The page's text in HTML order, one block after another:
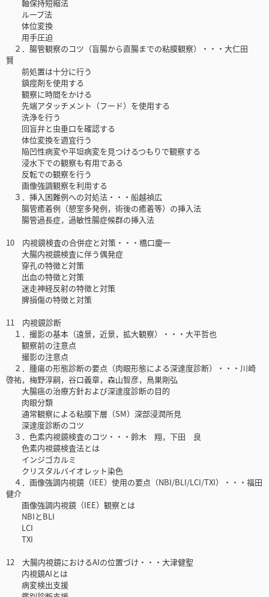
軸保持短縮法
ループ法
体位変換
用手圧迫
２．腸管観察のコツ（盲腸から直腸までの粘膜観察）・・・大仁田
賢
前処置は十分に行う
鎮痙剤を使用する
観察に時間をかける
先端アタッチメント（フード）を使用する
洗浄を行う
回盲弁と虫垂口を確認する
体位変換を適宜行う
陥凹性病変や平坦病変を見つけるつもりで観察する
浸水下での観察も有用である
反転での観察を行う
画像強調観察を利用する
３．挿入困難例への対処法・・・船越禎広
腸管癒着例（憩室多発例，術後の癒着等）の挿入法
腸管過長症，過敏性腸症候群の挿入法
10 内視鏡検査の合併症と対策・・・橋口慶一
大腸内視鏡検査に伴う偶発症
穿孔の特徴と対策
出血の特徴と対策
迷走神経反射の特徴と対策
脾損傷の特徴と対策
11 内視鏡診断
１．撮影の基本（遠景，近景，拡大観察）・・・大平哲也
観察前の注意点
撮影の注意点
２．腫瘍の形態診断の要点（肉眼形態による深達度診断）・・・川崎
啓祐，梅野淳嗣，谷口義章，森山智彦，鳥巣剛弘
大腸癌の治療方針および深達度診断の目的
肉眼分類
通常観察による粘膜下層（SM）深部浸潤所見
深達度診断のコツ
３．色素内視鏡検査のコツ・・・鈴木 翔，下田 良
色素内視鏡検査法とは
インジゴカルミ
クリスタルバイオレット染色
４．画像強調内視鏡（IEE）使用の要点（NBI/BLI/LCI/TXI）・・・福田
健介
画像強調内視鏡（IEE）観察とは
NBIとBLI
LCI
TXI
12 大腸内視鏡におけるAIの位置づけ・・・大津健聖
内視鏡AIとは
病変検出支援